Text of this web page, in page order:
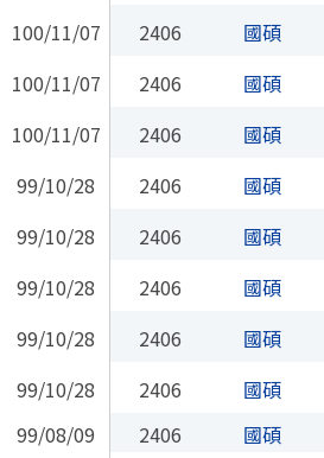
100/11/07
2406 國碩
100/11/07
2406 國碩
100/11/07
2406 國碩
99/10/28
2406 國碩
99/10/28
2406 國碩
99/10/28
2406 國碩
99/10/28
2406 國碩
99/10/28
2406 國碩
99/08/09
2406 國碩